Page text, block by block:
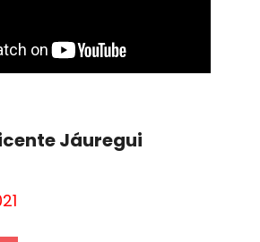
Jáuregui